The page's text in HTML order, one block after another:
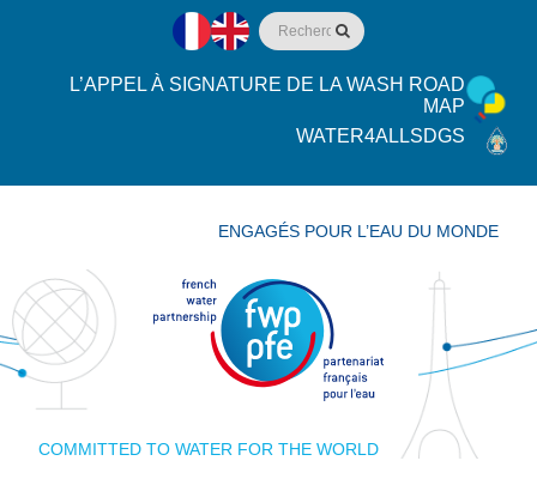
L’APPEL À SIGNATURE DE LA WASH ROAD
MAP
WATER4ALLSDGS
COMMITTED TO WATER FOR THE WORLD
ENGAGÉS POUR L’EAU DU MONDE